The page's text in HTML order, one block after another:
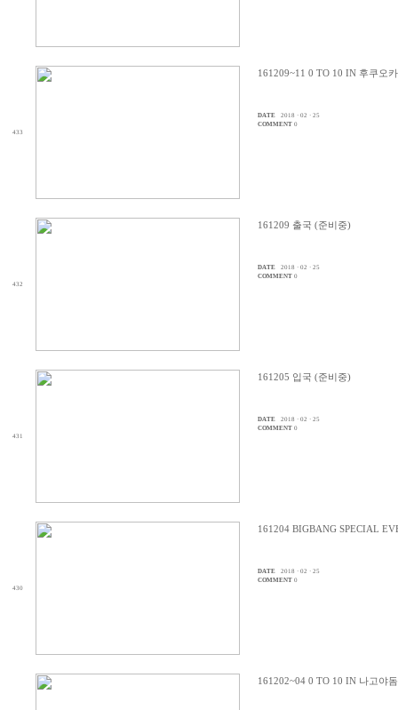
433
161209~11 0 TO 10 IN 후쿠오
DATE
2018 · 02 · 25
COMMENT 0
432
161209 출국 (준비중)
DATE
2018 · 02 · 25
COMMENT 0
431
161205 입국 (준비중)
DATE
2018 · 02 · 25
COMMENT 0
430
161204 BIGBANG SPECIAL
DATE
2018 · 02 · 25
COMMENT 0
161202~04 0 TO 10 IN 나고야